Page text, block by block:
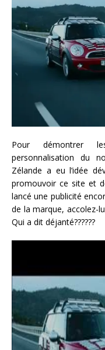
Pour démontrer
personnalisation du
Zélande a eu l’idée
promouvoir ce site et
lancé une publicité
de la marque, accolez-
Qui a dit déjanté??????